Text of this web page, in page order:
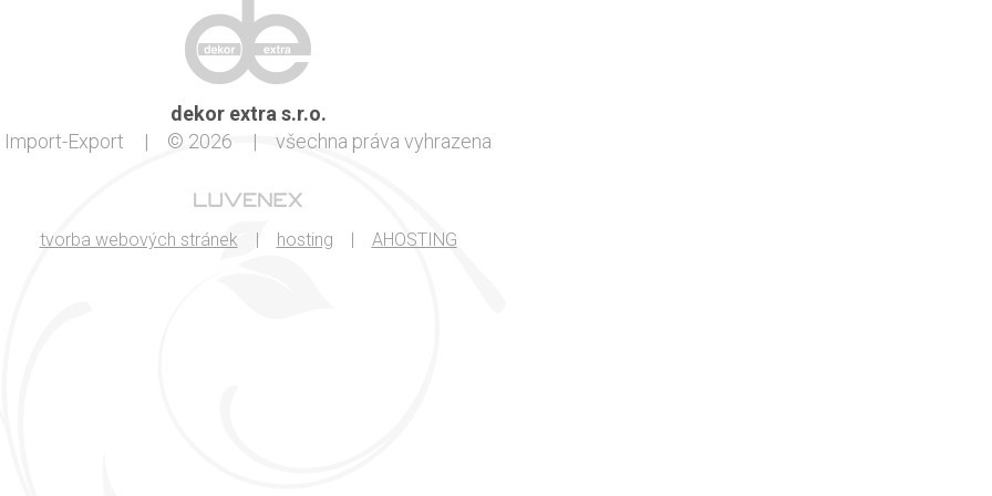
dekor extra s.r.o.
Import-Export
| © 2026 | všechna práva vyhrazena
tvorba webových stránek | hosting | AHOSTING